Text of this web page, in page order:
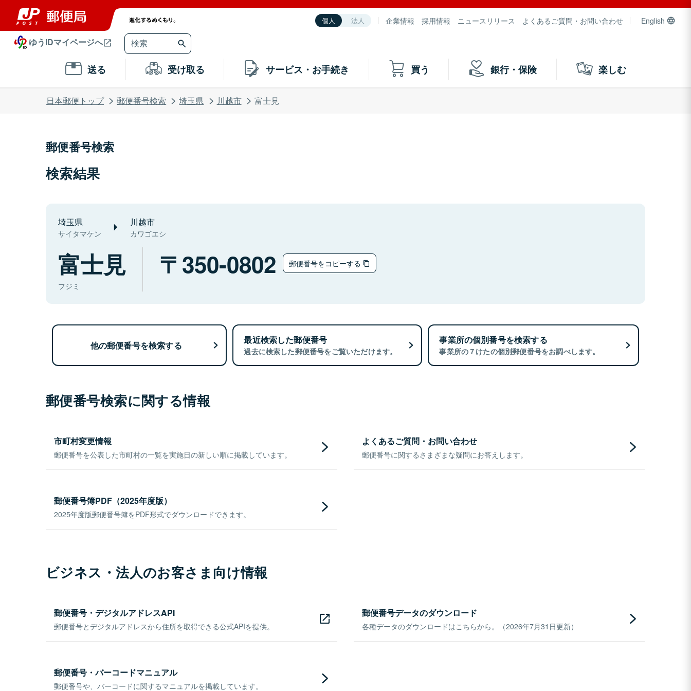
個人 法人 企業情報 採用情報 ニュースリリース よくあるご質問・お問い合わせ English
ゆうIDマイページへ
送る 受け取る サービス・お手続き 買う 銀行・保険 楽しむ
日本郵便トップ 郵便番号検索 埼玉県 川越市 富士見
郵便番号検索
検索結果
埼玉県
サイタマケン
川越市
カワゴエシ
富士見
フジミ
350-0802 郵便番号をコピーする
他の郵便番号を検索する 最近検索した郵便番号
過去に検索した郵便番号をご覧いただけます。
事業所の個別番号を検索する
事業所の７けたの個別郵便番号をお調べします。
郵便番号検索に関する情報
市町村変更情報
郵便番号を公表した市町村の一覧を実施日の新しい順に掲載しています。
よくあるご質問・お問い合わせ
郵便番号に関するさまざまな疑問にお答えします。
郵便番号簿PDF（2025年度版）
2025年度版郵便番号簿をPDF形式でダウンロードできます。
ビジネス・法人のお客さま向け情報
郵便番号・デジタルアドレスAPI
郵便番号とデジタルアドレスから住所を取得できる公式APIを提供。
郵便番号データのダウンロード
各種データのダウンロードはこちらから。（2026年7月31日更新）
郵便番号・バーコードマニュアル
郵便番号や、バーコードに関するマニュアルを掲載しています。